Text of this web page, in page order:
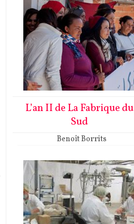
L’an II de La Fabrique du
Sud
Benoît Borrits